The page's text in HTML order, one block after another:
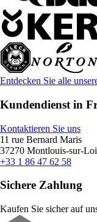
Entdecken Sie alle
Kundendienst in
Kontaktieren Sie uns
11 rue Bernard Maris
37270 Montlouis-sur-
+33 1 86 47 62 58
Sichere Zahlung
Kaufen Sie sicher auf